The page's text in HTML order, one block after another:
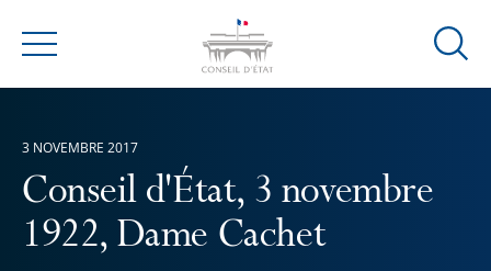
Menu
Ouvrir
Conseil d'État, 3 novembre
1922, Dame Cachet
3 NOVEMBRE 2017